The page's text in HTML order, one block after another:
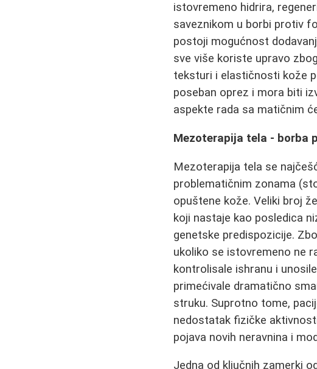
istovremeno hidrira,
saveznikom u borbi protiv
postoji mogućnost
sve više koriste upravo
teksturi i elastičnosti kože
poseban oprez i mora biti
aspekte rada sa matičnim
Mezoterapija tela - borba
Mezoterapija tela se
problematičnim zonama
opuštene kože. Veliki broj
koji nastaje kao posledica
genetske predispozicije.
ukoliko se istovremeno ne
kontrolisale ishranu i
primećivale dramatično
struku. Suprotno tome,
nedostatak fizičke
pojava novih neravnina i
Jedna od ključnih zamerki